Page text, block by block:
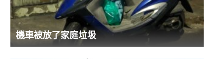
機車被放了家庭垃圾